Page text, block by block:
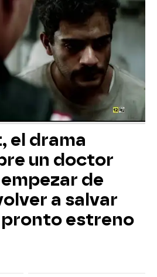
el drama
un doctor
de
a salvar
pronto estreno